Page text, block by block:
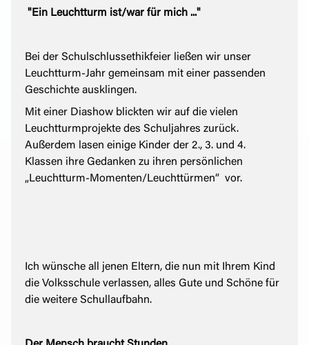
"Ein Leuchtturm ist/war für mich ..."
Bei der Schulschlussethikfeier ließen wir unser
Leuchtturm-Jahr gemeinsam mit einer passenden
Geschichte ausklingen.
Mit einer Diashow blickten wir auf die vielen
Leuchtturmprojekte des Schuljahres zurück.
Außerdem lasen einige Kinder der 2., 3. und 4.
Klassen ihre Gedanken zu ihren persönlichen
„Leuchtturm-Momenten/Leuchttürmen“ vor.
Ich wünsche all jenen Eltern, die nun mit Ihrem Kind
die Volksschule verlassen, alles Gute und Schöne für
die weitere Schullaufbahn.